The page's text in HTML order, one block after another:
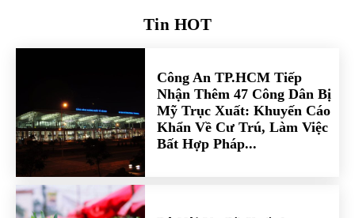
Tin HOT
Công An TP.HCM Tiếp
Nhận Thêm 47 Công Dân Bị
Mỹ Trục Xuất: Khuyến Cáo
Khẩn Về Cư Trú, Làm Việc
Bất Hợp Pháp...